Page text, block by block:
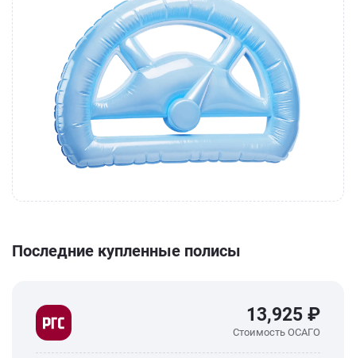
Последние купленные полисы
13,925 ₽
Стоимость ОСАГО